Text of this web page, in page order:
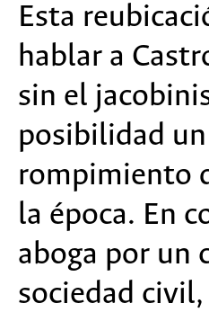
Esta
hablar a
sin el
posibilidad
rompimiento
la época. En
aboga por un
sociedad